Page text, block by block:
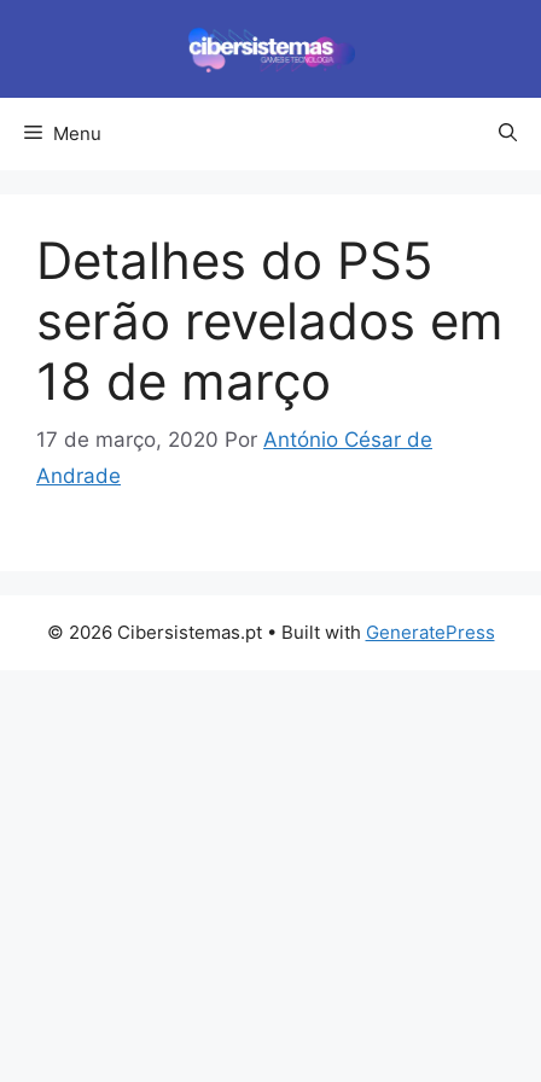
conteúdo
Menu
Detalhes do PS5
serão revelados em
18 de março
17 de março, 2020 Por António César de
Andrade
© 2026 Cibersistemas.pt• Built with GeneratePress